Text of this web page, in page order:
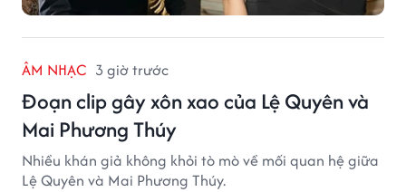
ÂM NHẠC 3 giờ trước
Đoạn clip gây xôn xao của Lệ Quyên và
Mai Phương Thúy
Nhiều khán giả không khỏi tò mò về mối quan hệ giữa
Lệ Quyên và Mai Phương Thúy.